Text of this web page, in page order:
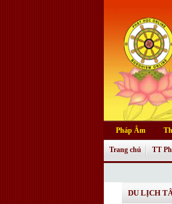
Pháp Âm
Trang chủ TT
DU LỊCH